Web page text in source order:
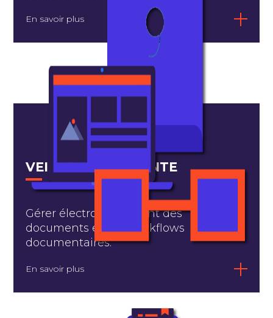
En savoir plus
VEILLE INTELLIGENTE
Gérer électroniquement des
documents et des workflows
documentaires.
En savoir plus